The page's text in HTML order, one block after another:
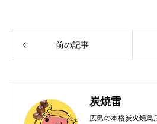
前の記事
炭焼雷
広島の本格炭火焼鳥